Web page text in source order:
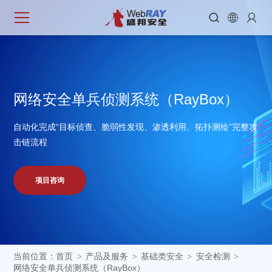
  
网络安全单兵侦测 系统 （RayBox）
自动化完成“目标侦查、脆弱性发现、渗透利用、拓扑测绘”完整攻
击链流程
项目咨询
当前位置：首页 > 产品及服务 > 基础类安全 > 安全检测 >
网络安全单兵侦测系统（RayBox）